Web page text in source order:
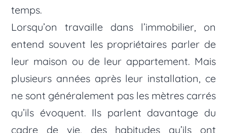
temps.
Lorsqu’on travaille dans l’immobilier, on
entend souvent les propriétaires parler de
leur maison ou de leur appartement. Mais
plusieurs années après leur installation, ce
ne sont généralement pas les mètres carrés
qu’ils évoquent. Ils parlent davantage du
cadre de vie, des habitudes qu’ils ont